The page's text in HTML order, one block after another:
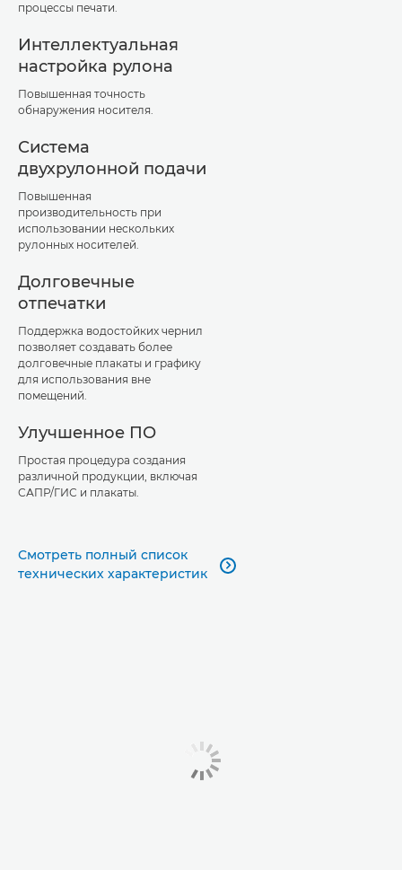
процессы печати.
Интеллектуальная
настройка рулона
Повышенная точность
обнаружения носителя.
Система
двухрулонной подачи
Повышенная
производительность при
использовании нескольких
рулонных носителей.
Долговечные
отпечатки
Поддержка водостойких чернил
позволяет создавать более
долговечные плакаты и графику
для использования вне
помещений.
Улучшенное ПО
Простая процедура создания
различной продукции, включая
САПР/ГИС и плакаты.
Смотреть полный список
технических характеристик
